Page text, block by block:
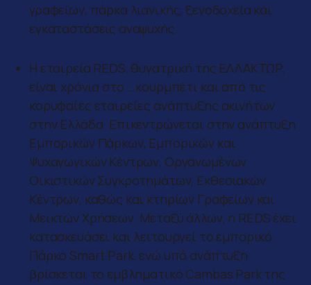
γραφείων, πάρκα λιανικής, ξενοδοχεία και
εγκαταστάσεις αναψυχής.
Η εταιρεία REDS, θυγατρική της ΕΛΛΑΚΤΩΡ,
είναι χρόνια στο …κουρμπέτι και από τις
κορυφαίες εταιρείες ανάπτυξης ακινήτων
στην Ελλάδα. Επικεντρώνεται στην ανάπτυξη
Εμπορικών Πάρκων, Εμπορικών και
Ψυχαγωγικών Κέντρων, Οργανωμένων
Οικιστικών Συγκροτημάτων, Εκθεσιακών
Κέντρων, καθώς και κτηρίων Γραφείων και
Μεικτών Χρήσεων. Μεταξύ άλλων, η REDS έχει
κατασκευάσει και λειτουργεί το εμπορικό
Πάρκο Smart Park, ενώ υπό ανάπτυξη
βρίσκεται το εμβληματικό Cambas Park της